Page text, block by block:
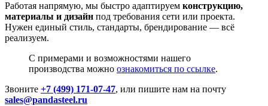
Работая напрямую, мы быстро адаптируем конструкцию,
материалы и дизайн под требования сети или проекта.
Нужен единый стиль, стандарты, брендирование — всё
реализуем.
С примерами и возможностями нашего
производства можно ознакомиться по ссылке.
Звоните +7 (499) 171-07-47, или пишите нам на почту
sales@pandasteel.ru